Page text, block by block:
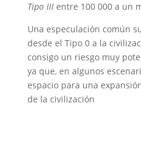
Tipo IIIentre 100 000 a un
Una especulación común​
desde el Tipo 0 a la
consigo un riesgo muy
ya que, en algunos
espacio para una
de la civilización